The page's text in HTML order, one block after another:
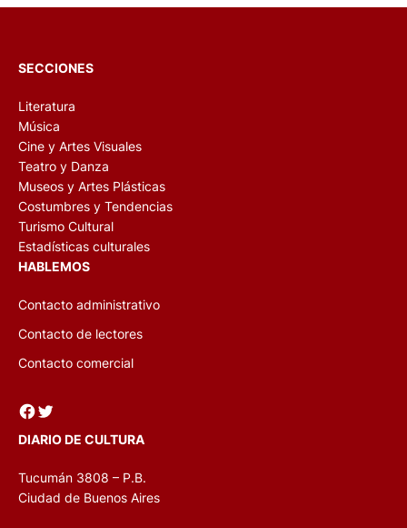
SECCIONES
Literatura
Música
Cine y Artes Visuales
Teatro y Danza
Museos y Artes Plásticas
Costumbres y Tendencias
Turismo Cultural
Estadísticas culturales
HABLEMOS
Contacto administrativo
Contacto de lectores
Contacto comercial
Facebook Twitter
DIARIO DE CULTURA
Tucumán 3808 – P.B.
Ciudad de Buenos Aires